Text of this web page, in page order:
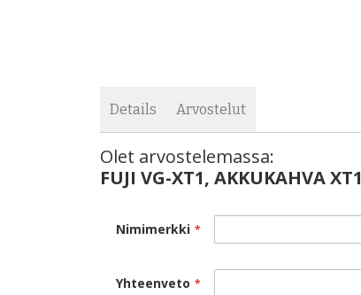
Details Arvostelut
Olet arvostelemassa:
FUJI VG-XT1, AKKUKAHVA XT1
Nimimerkki
Yhteenveto